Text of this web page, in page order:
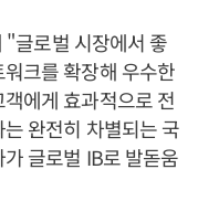
글로벌 시장에서 좋
크를 확장해 우수한
에게 효과적으로 전
완전히 차별되는 국
글로벌 IB로 발돋움